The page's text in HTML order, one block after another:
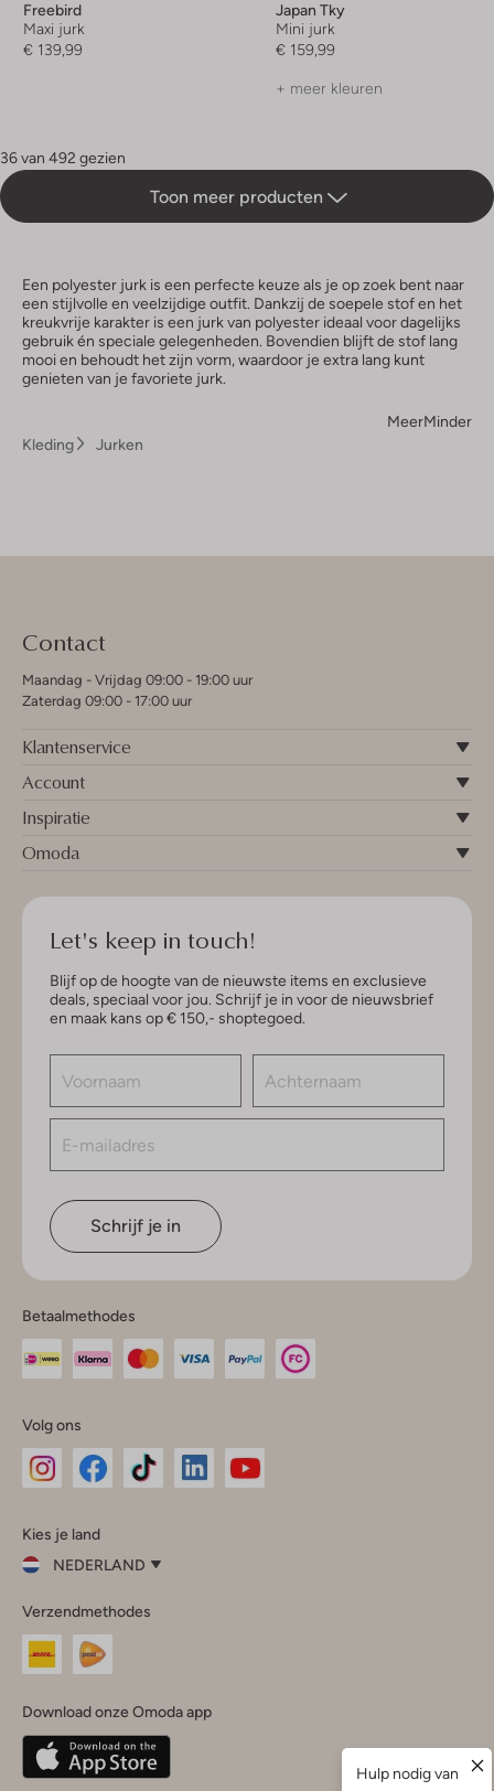
Freebird
Maxi jurk
€ 139,99
Japan Tky
Mini jurk
€ 159,99
+ meer kleuren
36 van 492 gezien
Toon meer producten
Een polyester jurk is een perfecte keuze als je op zoek bent naar
een stijlvolle en veelzijdige outfit. Dankzij de soepele stof en het
kreukvrije karakter is een jurk van polyester ideaal voor dagelijks
gebruik én speciale gelegenheden. Bovendien blijft de stof lang
mooi en behoudt het zijn vorm, waardoor je extra lang kunt
genieten van je favoriete jurk.
MeerMinder
Kleding
Jurken
Contact
Maandag - Vrijdag 09:00 - 19:00 uur
Zaterdag 09:00 - 17:00 uur
Klantenservice
Account
Inspiratie
Omoda
Let's keep in touch!
Blijf op de hoogte van de nieuwste items en exclusieve
deals, speciaal voor jou. Schrijf je in voor de nieuwsbrief
en maak kans op € 150,- shoptegoed.
Schrijf je in
Betaalmethodes
Volg ons
InstagramFacebook
Kies je land
NEDERLAND
je
land
Nederland
Belgique(Français)
Deutschland
Verzendmethodes
Download onze Omoda app